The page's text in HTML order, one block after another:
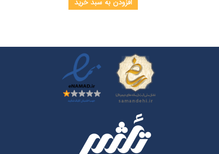
افزودن به سبد خرید